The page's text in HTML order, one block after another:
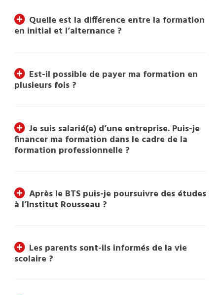
Quelle est la différence entre la formation
en initial et l’alternance ?
Est-il possible de payer ma formation en
plusieurs fois ?
Je suis salarié(e) d’une entreprise. Puis-je
financer ma formation dans le cadre de la
formation professionnelle ?
Après le BTS puis-je poursuivre des études
à l’Institut Rousseau ?
Les parents sont-ils informés de la vie
scolaire ?